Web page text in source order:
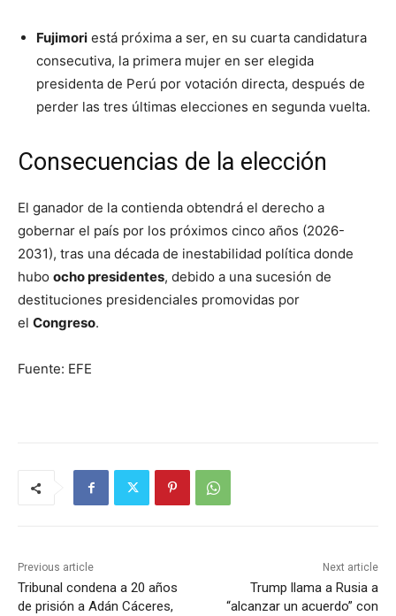
Fujimori está próxima a ser, en su cuarta candidatura
consecutiva, la primera mujer en ser elegida
presidenta de Perú por votación directa, después de
perder las tres últimas elecciones en segunda vuelta.
Consecuencias de la elección
El ganador de la contienda obtendrá el derecho a
gobernar el país por los próximos cinco años (2026-
2031), tras una década de inestabilidad política donde
hubo ocho presidentes, debido a una sucesión de
destituciones presidenciales promovidas por
el Congreso.
Fuente: EFE
Previous article
Tribunal condena a 20 años
de prisión a Adán Cáceres,
Next article
Trump llama a Rusia a
“alcanzar un acuerdo” con